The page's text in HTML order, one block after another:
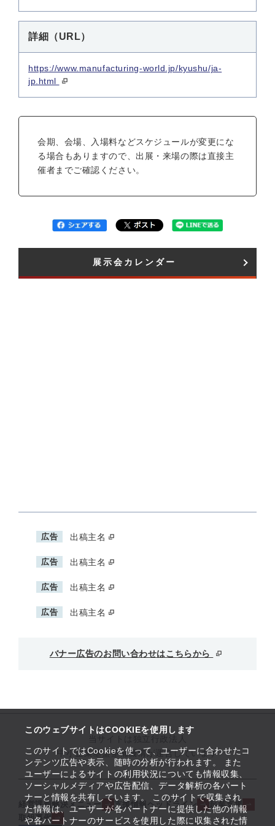
このウェブサイトはCOOKIEを使用します
このサイトではCookieを使って、ユーザーに合わせたコ
ンテンツ広告や表示、随時の分析が行われます。 また
ユーザーによるサイトの利用状況についても情報収集、
ソーシャルメディアや広告配信、データ解析の各パート
ナーと情報を共有しています。 このサイトで収集され
た情報は、ユーザーが各パートナーに提供した他の情報
や各パートナーのサービスを使用した際に収集された情
詳細（URL）
https://www.manufacturing-world.jp/kyushu/ja-
jp.html
会期、会場、入場料などスケジュールが変更にな
る場合もありますので、出展・来場の際は直接主
催者までご確認ください。
展示会カレンダー​
広告 出稿主名
広告 出稿主名
広告 出稿主名
広告 出稿主名
バナー広告のお問い合わせはこちらから
中小企業基盤整備機構が運営しています
経営課題解決メニュー 支援情報ヘッドライン
起業支援
取組事例